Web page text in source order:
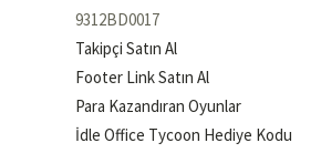
9312BD0017
Takipçi Satın Al
Footer Link Satın Al
Para Kazandıran Oyunlar
İdle Office Tycoon Hediye Kodu